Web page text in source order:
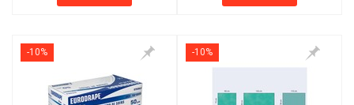
-10% -10%